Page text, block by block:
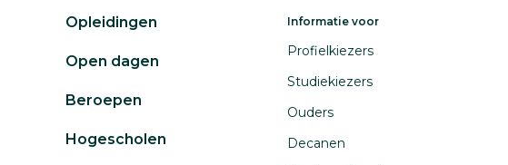
Opleidingen
Open dagen
Beroepen
Hogescholen
Informatie voor
Profielkiezers
Studiekiezers
Ouders
Decanen